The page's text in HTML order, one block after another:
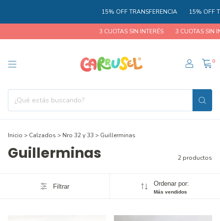
15% OFF TRANSFERENCIA 15% OFF
3 CUOTAS SIN INTERÉS 3 CUOTAS SIN
0
Inicio > Calzados > Nro 32 y 33 > Guillerminas
Guillerminas 2 productos
Filtrar Ordenar por:
Más vendidos